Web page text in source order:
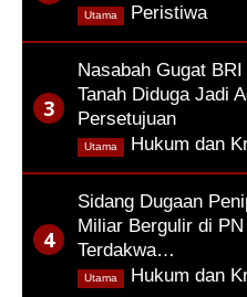
Peristiwa,
Utama
Nasabah Gugat
Tanah Diduga Jadi
Persetujuan
Hukum dan
Utama
Sidang Dugaan
Miliar Bergulir di
Terdakwa…
Hukum dan
Utama